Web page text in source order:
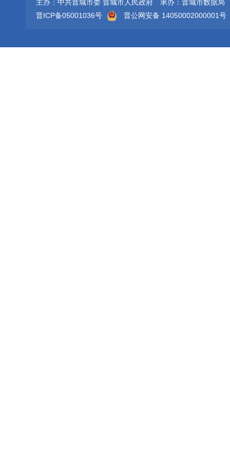
主办：中共晋城市委 晋城市人民政府
承办：晋城市数据局
晋ICP备05001036号
晋公网安备 14050002000001号